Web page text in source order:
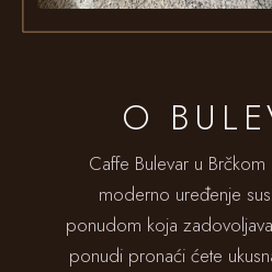
O
Caffe Bulevar u
moderno uređenje
ponudom koja
ponudi pronaći ćete